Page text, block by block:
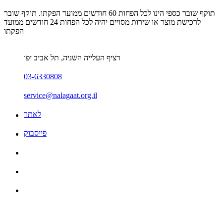
תוקף שובר כספי הינו לכל הפחות 60 חודשים ממועד הפקתו. תוקף שובר
לרכישת מוצר או שירות מסויים יהיה לכל הפחות 24 חודשים ממועד
הפקתו
רציף העלייה השניה, תל אביב יפו
03-6330808
service@nalagaat.org.il
לאתר
פייסבוק